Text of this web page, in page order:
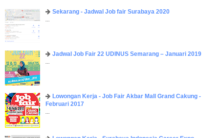
Sekarang - Jadwal Job fair Surabaya 2020
...
Jadwal Job Fair 22 UDINUS Semarang – Januari 2019
...
Lowongan Kerja - Job Fair ​Akbar ​Mall Grand Cakung -
Februari 2017
...